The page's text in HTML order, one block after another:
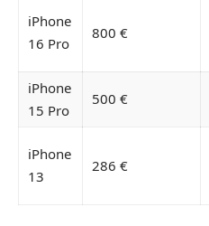
iPhone
16 Pro
800 €
iPhone
15 Pro
500 €
iPhone
13
286 €